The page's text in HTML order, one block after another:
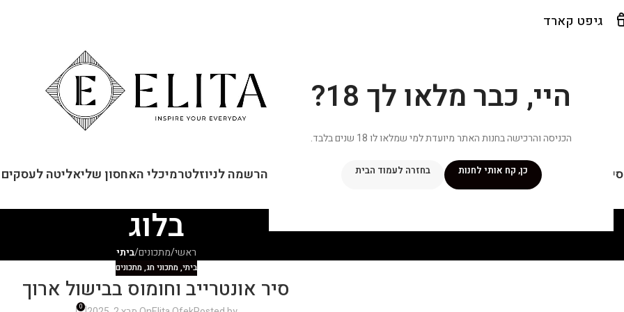
היי, כבר מלאו לך 18?
הכניסה והרכישה בחנות האתר מיועדת למי שמלאו לו 18 שנים בלבד.
כן, קח אותי לחנות בחזרה לעמוד הבית
גיפט קארד
שלי מתכוניםמנוי ״אליטה פלוס״חנותפרסומים במדיה הרשמה לניוזלטרמיכלי האחסון שליאליטה לעסקים
בלוג
ראשי/מתכונים/ביתי
ביתי,מתכוני חג,מתכונים
סיר אונטרייב וחומוס בבישול ארוך
0